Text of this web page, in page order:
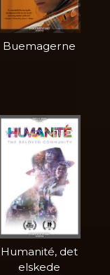
Buemagerne
Humanité, det
elskede